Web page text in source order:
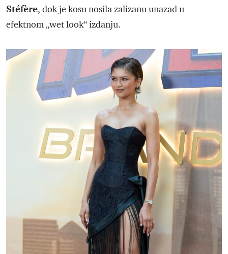
Stéfère, dok je kosu nosila zalizanu unazad u
efektnom „wet look“ izdanju.